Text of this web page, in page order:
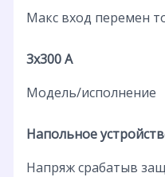
Макс вход перемен
3х300 А
Модель/исполнение
Напольное
Напряж срабатыв